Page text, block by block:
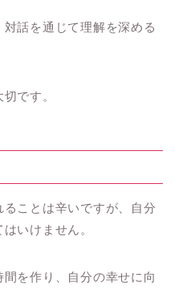
話を通じて理解を深める
です。
ことは辛いですが、自分
いけません。
を作り、自分の幸せに向